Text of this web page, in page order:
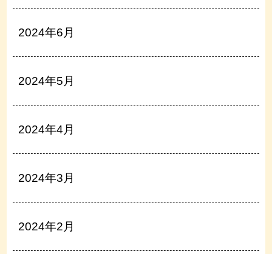
2024年6月
2024年5月
2024年4月
2024年3月
2024年2月